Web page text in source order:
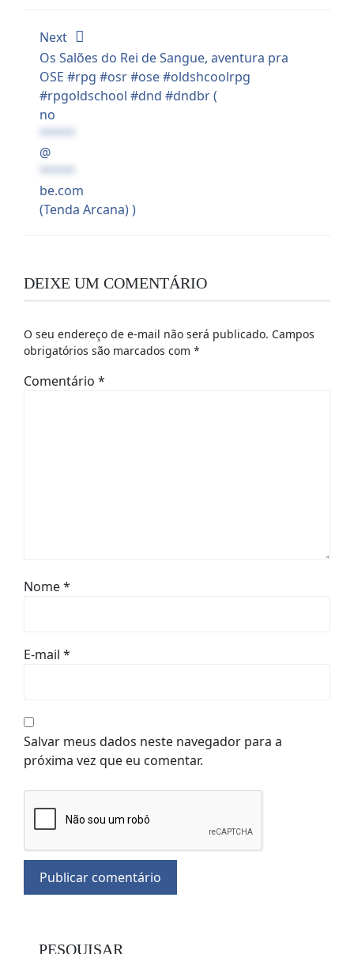
Next
Os Salões do Rei de Sangue, aventura pra
OSE #rpg #osr #ose #oldshcoolrpg
#rpgoldschool #dnd #dndbr (
no
*****
@
*****
be.com
(Tenda Arcana) )
DEIXE UM COMENTÁRIO
O seu endereço de e-mail não será publicado. Campos
obrigatórios são marcados com *
Comentário *
Nome*
E-mail *
Salvar meus dados neste navegador para a
próxima vez que eu comentar.
PESQUISAR